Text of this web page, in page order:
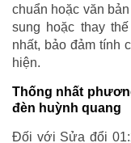
chuẩn hoặc văn
sung hoặc thay
nhất, bảo đảm tính
hiện.
Thống nhất
đèn huỳnh quang
Đối với Sửa đổi